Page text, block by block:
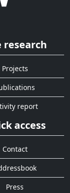
research
Projects
report
access
Contact
Press